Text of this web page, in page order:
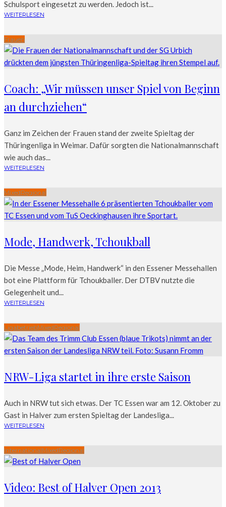
Schulsport eingesetzt zu werden. Jedoch ist...
WEITERLESEN
Frauen
Coach: „Wir müssen unser Spiel von Beginn
an durchziehen“
Ganz im Zeichen der Frauen stand der zweite Spieltag der
Thüringenliga in Weimar. Dafür sorgten die Nationalmannschaft
wie auch das...
WEITERLESEN
MixedRegional
Mode, Handwerk, Tchoukball
Die Messe „Mode, Heim, Handwerk“ in den Essener Messehallen
bot eine Plattform für Tchoukballer. Der DTBV nutzte die
Gelegenheit und...
WEITERLESEN
LigabetriebMixedRegional
NRW-Liga startet in ihre erste Saison
Auch in NRW tut sich etwas. Der TC Essen war am 12. Oktober zu
Gast in Halver zum ersten Spieltag der Landesliga...
WEITERLESEN
InternationalMixedRegional
Video: Best of Halver Open 2013